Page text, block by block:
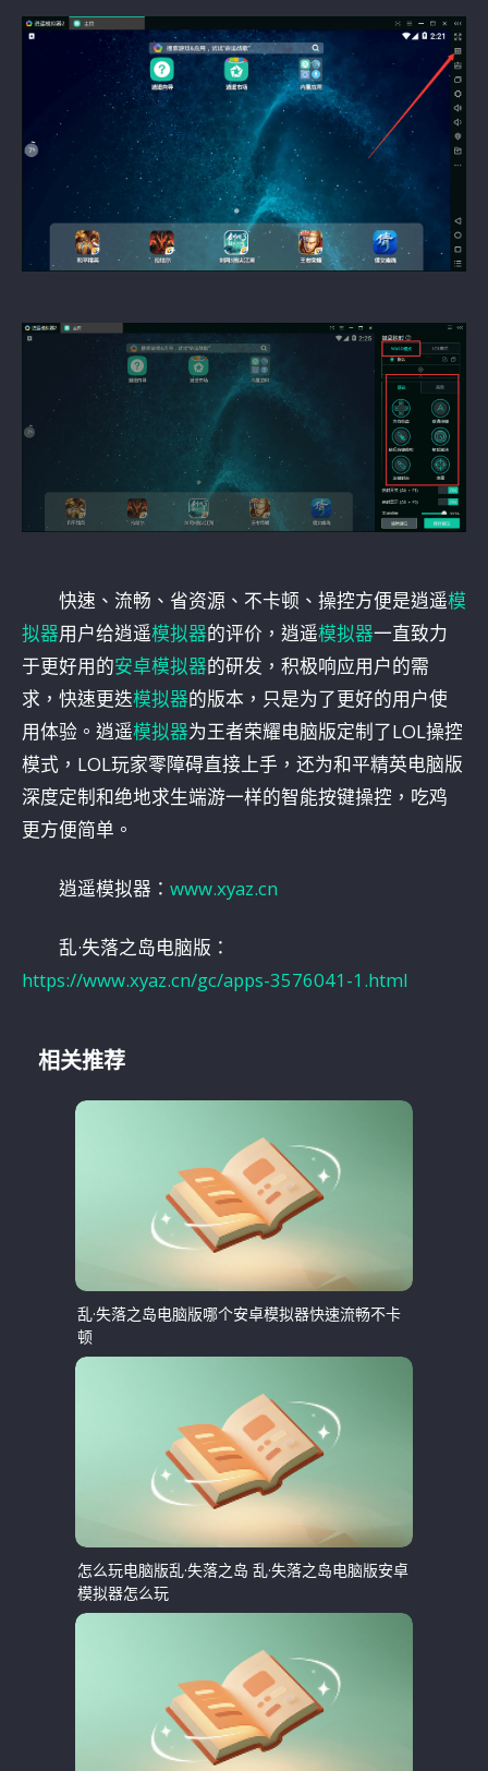
快速、流畅、省资源、不卡顿、操控方便是逍遥模
拟器用户给逍遥模拟器的评价，逍遥模拟器一直致力
于更好用的安卓模拟器的研发，积极响应用户的需
求，快速更迭模拟器的版本，只是为了更好的用户使
用体验。逍遥模拟器为王者荣耀电脑版定制了LOL操控
模式，LOL玩家零障碍直接上手，还为和平精英电脑版
深度定制和绝地求生端游一样的智能按键操控，吃鸡
更方便简单。
逍遥模拟器： www.xyaz.cn
乱·失落之岛电脑版：
https://www.xyaz.cn/gc/apps-3576041-1.html
相关推荐
乱·失落之岛电脑版哪个安卓模拟器快速流畅不卡
顿
怎么玩电脑版乱·失落之岛 乱·失落之岛电脑版安卓
模拟器怎么玩